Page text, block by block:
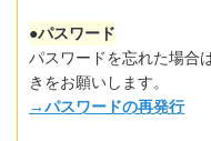
●パスワード
パスワードを忘れた場合
きをお願いします。
→パスワードの再発行